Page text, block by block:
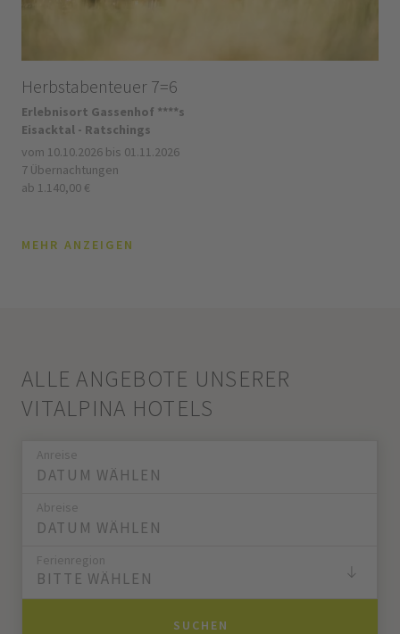
Herbstabenteuer 7=6
Erlebnisort Gassenhof ****s
Eisacktal - Ratschings
vom 10.10.2026 bis 01.11.2026
7 Übernachtungen
ab 1.140,00 €
MEHR ANZEIGEN
ALLE ANGEBOTE UNSERER
VITALPINA HOTELS
Anreise
Abreise
Ferienregion
BITTE WÄHLEN
SUCHEN